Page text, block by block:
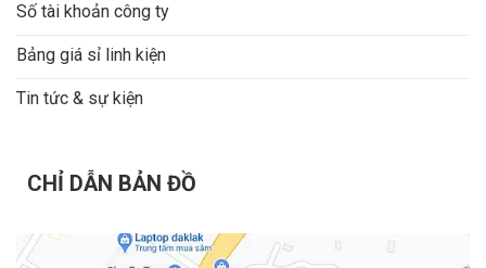
Số tài khoản công ty
Bảng giá sỉ linh kiện
Tin tức & sự kiện
CHỈ DẪN BẢN ĐỒ